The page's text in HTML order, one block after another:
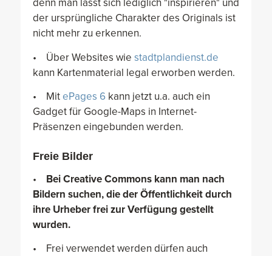
denn man lässt sich lediglich "inspirieren" und
der ursprüngliche Charakter des Originals ist
nicht mehr zu erkennen.
• Über Websites wie stadtplandienst.de
kann Kartenmaterial legal erworben werden.
• MitePages 6kann jetzt u.a. auch ein
Gadget für Google-Maps in Internet-
Präsenzen eingebunden werden.
Freie Bilder
• BeiCreative Commonskann man nach
Bildern suchen, die der Öffentlichkeit durch
ihre Urheber frei zur Verfügung gestellt
wurden.
• Frei verwendet werden dürfen auch